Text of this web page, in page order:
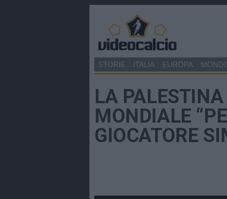
STORIE ITALIA EUROPA
LA
MONDIALE
GIOCATORE